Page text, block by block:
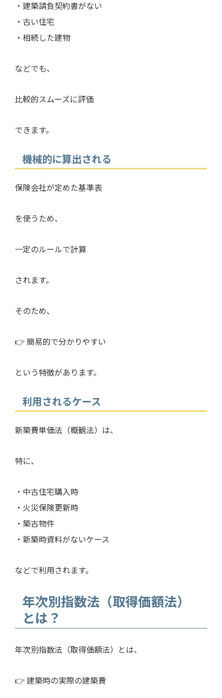
・建築請負契約書がない
・古い住宅
・相続した建物
などでも、
比較的スムーズに評価
できます。
機械的に算出される
保険会社が定めた基準表
を使うため、
一定のルールで計算
されます。
そのため、
👉 簡易的で分かりやすい
という特徴があります。
利用されるケース
新築費単価法（概観法）は、
特に、
・中古住宅購入時
・火災保険更新時
・築古物件
・新築時資料がないケース
などで利用されます。
年次別指数法（取得価額法）
とは？
年次別指数法（取得価額法）とは、
👉 建築時の実際の建築費